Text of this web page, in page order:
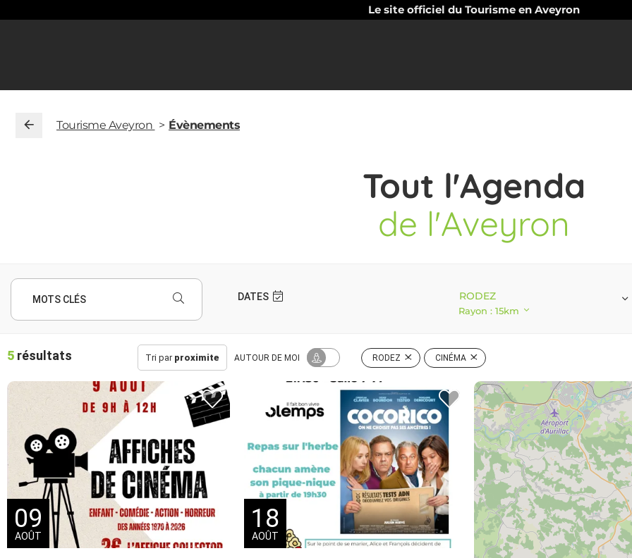
Le site officiel du Tourisme en Aveyron
Tourisme Aveyron Évènements
Tout l'Agenda
de l'Aveyron
MOTS CLÉS DATES RODEZ
Rayon : 15km
5 résultats Tri par proximite AUTOUR DE MOI RODEZ CINÉMA
09
AOÛT
18
AOÛT